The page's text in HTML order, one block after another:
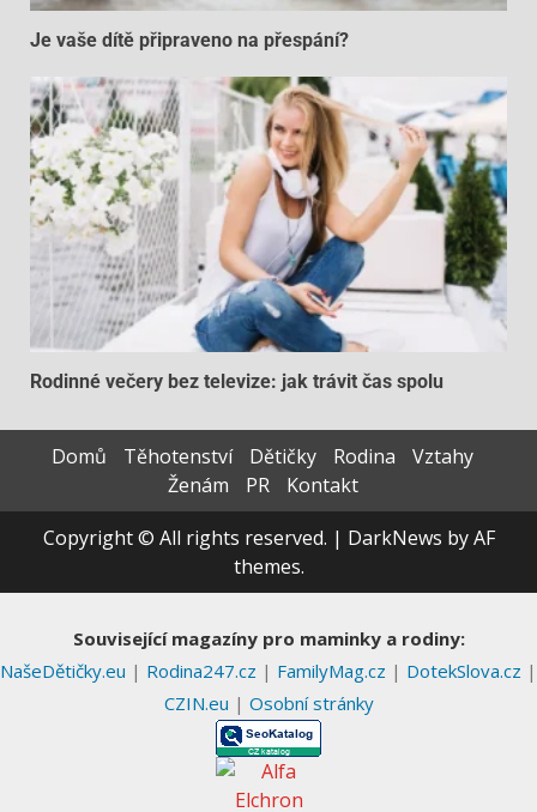
Je vaše dítě připraveno na přespání?
Rodinné večery bez televize: jak trávit čas spolu
Domů Těhotenství Dětičky Rodina
Vztahy
Ženám
PR
Kontakt
Copyright © All rights reserved. | DarkNews by AF
themes.
Související magazíny pro maminky a rodiny:
NašeDětičky.eu | Rodina247.cz | FamilyMag.cz | DotekSlova.cz |
CZIN.eu | Osobní stránky